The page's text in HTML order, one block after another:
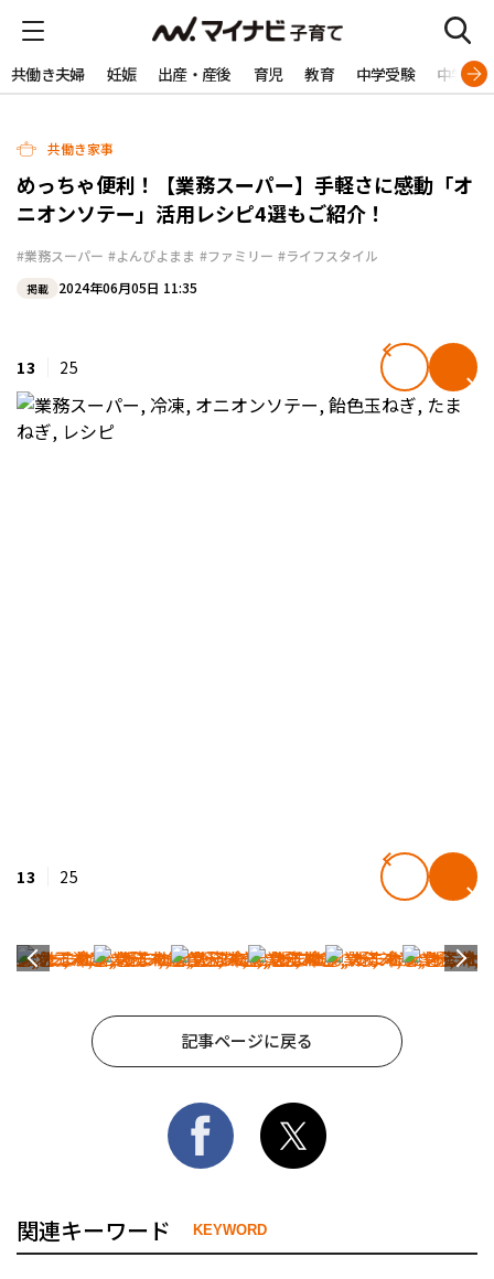
共働き夫婦 妊娠 出産・産後 育児 教育 中学受験 中学生
共働き家事
めっちゃ便利！【業務スーパー】手軽さに感動「オ
ニオンソテー」活用レシピ4選もご紹介！
#業務スーパー #よんぴよまま #ファミリー #ライフスタイル
掲載 2024年06月05日 11:35
13 25
13 25
記事ページに戻る
関連キーワード KEYWORD